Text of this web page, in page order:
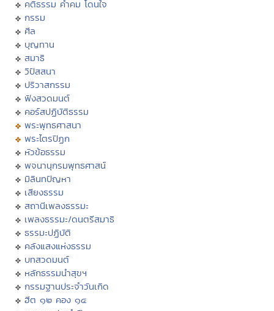
คติธรรม คำคม โดนใจ
กรรม
ศีล
บุญทาน
สมาธิ
วิปัสสนา
ปริวาสกรรม
ฟังสวดมนต์
คอร์สปฏิบัติธรรม
พระพุทธศาสนา
พระไตรปิฏก
หัวข้อธรรม
พจนานุกรมพุทธศาสน์
มิลินทปัญหา
เสียงธรรม
สถานีเพลงธรรมะ
เพลงธรรมะ/ดนตรีสมาธิ
ธรรมะปฏิบัติ
คลังแสงแห่งธรรม
บทสวดมนต์
หลักธรรมนำสุขฯ
กรรมฐานประจำวันเกิด
ฮีต ๑๒ คอง ๑๔